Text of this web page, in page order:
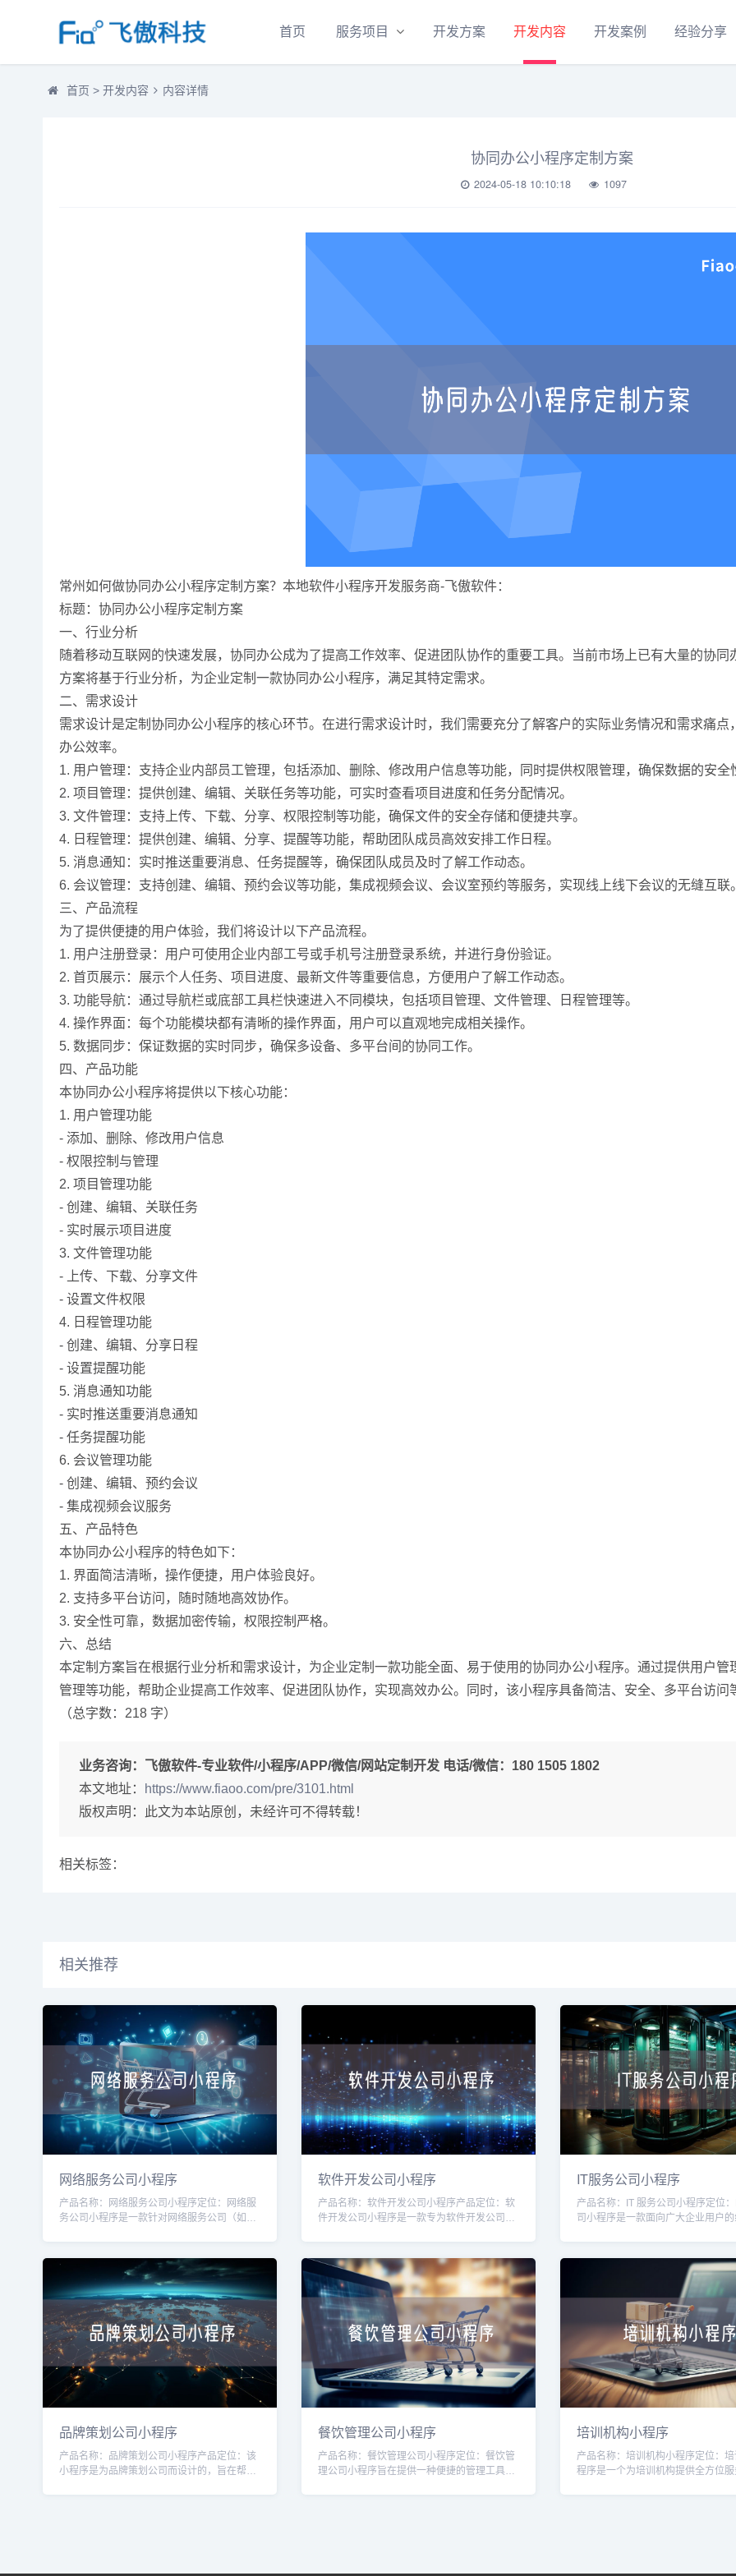
首页 服务项目 开发方案 开发内容 开发案例 经验分享
首页 > 开发内容 内容详情
协同办公小程序定制方案
2024-05-18 10:10:18 1097
常州如何做协同办公小程序定制方案？本地软件小程序开发服务商-飞傲软件：
标题：协同办公小程序定制方案
一、行业分析
随着移动互联网的快速发展，协同办公成为了提高工作效率、促进团队协作的重要工具。当前市场上已有大量的协
方案将基于行业分析，为企业定制一款协同办公小程序，满足其特定需求。
二、需求设计
需求设计是定制协同办公小程序的核心环节。在进行需求设计时，我们需要充分了解客户的实际业务情况和需求痛
办公效率。
1. 用户管理：支持企业内部员工管理，包括添加、删除、修改用户信息等功能，同时提供权限管理，确保数据的安全
2. 项目管理：提供创建、编辑、关联任务等功能，可实时查看项目进度和任务分配情况。
3. 文件管理：支持上传、下载、分享、权限控制等功能，确保文件的安全存储和便捷共享。
4. 日程管理：提供创建、编辑、分享、提醒等功能，帮助团队成员高效安排工作日程。
5. 消息通知：实时推送重要消息、任务提醒等，确保团队成员及时了解工作动态。
6. 会议管理：支持创建、编辑、预约会议等功能，集成视频会议、会议室预约等服务，实现线上线下会议的无缝互联。
三、产品流程
为了提供便捷的用户体验，我们将设计以下产品流程。
1. 用户注册登录：用户可使用企业内部工号或手机号注册登录系统，并进行身份验证。
2. 首页展示：展示个人任务、项目进度、最新文件等重要信息，方便用户了解工作动态。
3. 功能导航：通过导航栏或底部工具栏快速进入不同模块，包括项目管理、文件管理、日程管理等。
4. 操作界面：每个功能模块都有清晰的操作界面，用户可以直观地完成相关操作。
5. 数据同步：保证数据的实时同步，确保多设备、多平台间的协同工作。
四、产品功能
本协同办公小程序将提供以下核心功能：
1. 用户管理功能
- 添加、删除、修改用户信息
- 权限控制与管理
2. 项目管理功能
- 创建、编辑、关联任务
- 实时展示项目进度
3. 文件管理功能
- 上传、下载、分享文件
- 设置文件权限
4. 日程管理功能
- 创建、编辑、分享日程
- 设置提醒功能
5. 消息通知功能
- 实时推送重要消息通知
- 任务提醒功能
6. 会议管理功能
- 创建、编辑、预约会议
- 集成视频会议服务
五、产品特色
本协同办公小程序的特色如下：
1. 界面简洁清晰，操作便捷，用户体验良好。
2. 支持多平台访问，随时随地高效协作。
3. 安全性可靠，数据加密传输，权限控制严格。
六、总结
本定制方案旨在根据行业分析和需求设计，为企业定制一款功能全面、易于使用的协同办公小程序。通过提供用户
管理等功能，帮助企业提高工作效率、促进团队协作，实现高效办公。同时，该小程序具备简洁、安全、多平台访问
（总字数：218 字）
业务咨询： 飞傲软件-专业软件/小程序/APP/微信/网站定制开发 电话/微信：180 1505 1802
本文地址：
https://www.fiaoo.com/pre/3101.html
版权声明：此文为本站原创，未经许可不得转载！
相关标签：
相关推荐
网络服务公司小程序
产品名称：网络服务公司小程序定位：网络服
务公司小程序是一款针对网络服务公司（如互
软件开发公司小程序
产品名称：软件开发公司小程序产品定位：软
件开发公司小程序是一款专为软件开发公司量
IT服务公司小程序
产品名称：IT 服务公司小程序定位
司小程序是一款面向广大企业用户
品牌策划公司小程序
产品名称：品牌策划公司小程序产品定位：该
小程序是为品牌策划公司而设计的，旨在帮助
餐饮管理公司小程序
产品名称：餐饮管理公司小程序定位：餐饮管
理公司小程序旨在提供一种便捷的管理工具，
培训机构小程序
产品名称：培训机构小程序定位：
程序是一个为培训机构提供全方位